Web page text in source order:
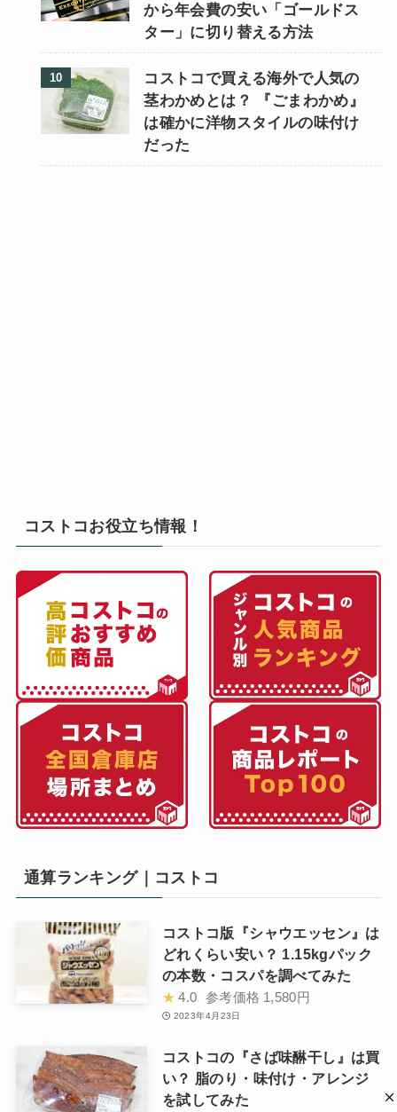
から年会費の安い「ゴールドス
ター」に切り替える方法
コストコで買える海外で人気の
茎わかめとは？ 『ごまわかめ』
は確かに洋物スタイルの味付け
だった
コストコお役立ち情報！
通算ランキング｜コストコ
コストコ版『シャウエッセン』は
どれくらい安い？ 1.15kgパック
の本数・コスパを調べてみた
★ 4.0 参考価格 1,580円
2023年4月23日
コストコの『さば味醂干し』は買
い？ 脂のり・味付け・アレンジ
を試してみた